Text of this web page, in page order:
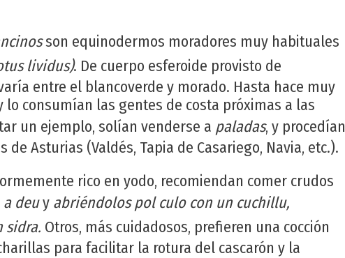
son equinodermos moradores muy habituales
lividus). De cuerpo esferoide provisto de
entre el blancoverde y morado. Hasta hace muy
lo consumían las gentes de costa próximas a las
un ejemplo, solían venderse a paladas, y procedían
Asturias (Valdés, Tapia de Casariego, Navia, etc.).
rico en yodo, recomiendan comer crudos
a deuy abriéndolos pol culo con un cuchillu,
sidra. Otros, más cuidadosos, prefieren una cocción
para facilitar la rotura del cascarón y la